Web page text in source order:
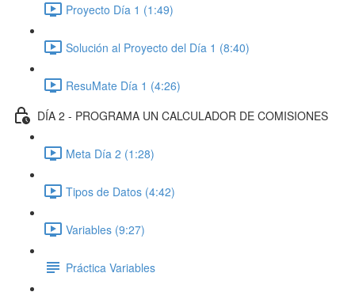
Proyecto Día 1 (1:49)
Solución al Proyecto del Día 1 (8:40)
ResuMate Día 1 (4:26)
DÍA 2 - PROGRAMA UN CALCULADOR DE COMISIONES
Meta Día 2 (1:28)
Tipos de Datos (4:42)
Variables (9:27)
Práctica Variables